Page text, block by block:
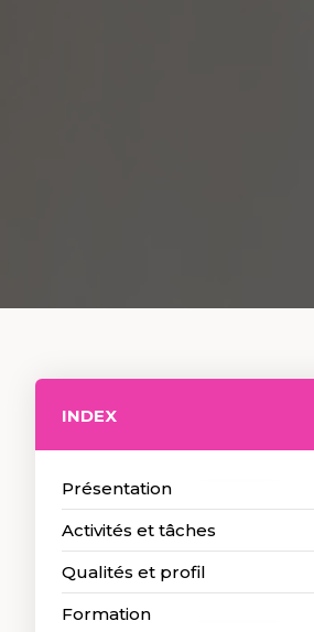
INDEX
Présentation
Activités et tâches
Qualités et profil
Formation